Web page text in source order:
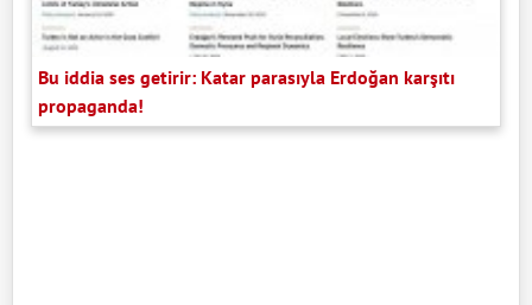
Bu iddia ses getirir: Katar parasıyla Erdoğan karşıtı
propaganda!